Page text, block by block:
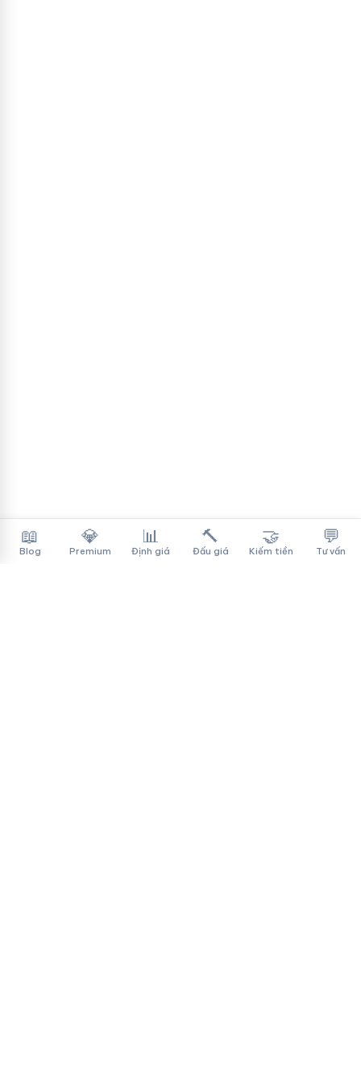
📖
Blog
💎
Premium
📊
Định giá
🔨
Đấu giá
🤝
Kiếm tiền
💬
Tư vấn